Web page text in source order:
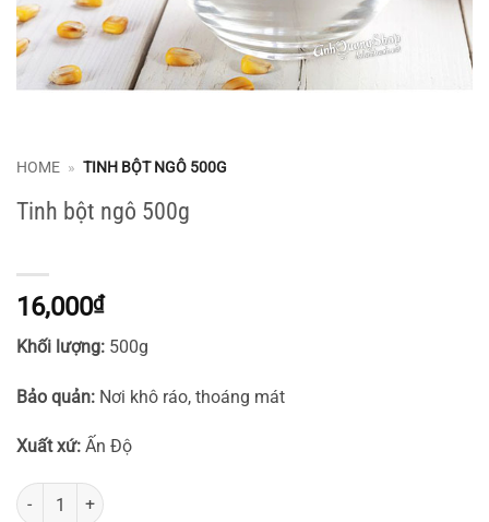
HOME » TINH BỘT NGÔ 500G
Tinh bột ngô 500g
16,000₫
Khối lượng: 500g
Bảo quản: Nơi khô ráo, thoáng mát
Xuất xứ: Ấn Độ
Tinh bột ngô 500g số lượng